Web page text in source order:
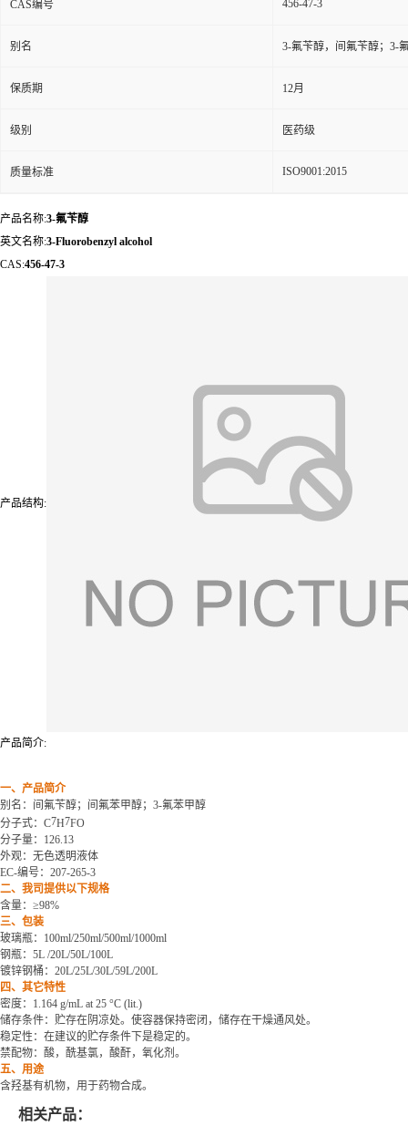
CAS编号 456-47-3
别名 3-氟苄醇，间氟苄醇；3-
保质期 12月
级别 医药级
质量标准 ISO9001:2015
产品名称:3-氟苄醇
英文名称:3-Fluorobenzyl alcohol
CAS:456-47-3
产品结构:
产品简介:
一、产品简介
别名：间氟苄醇；间氟苯甲醇； 3-氟苯甲醇
分子式： C7H7FO
分子量： 126.13
外观：无色透明液体
EC-编号：207-265-3
二、我司提供以下规格
含量： ≥98%
三、包装
玻璃瓶： 100ml/250ml/500ml/1000ml
钢瓶： 5L /20L/50L/100L
镀锌钢桶： 20L/25L/30L/59L/200L
四、其它特性
密度： 1.164 g/mL at 25 °C (lit.)
储存条件：贮存在阴凉处。使容器保持密闭，储存在干燥通风处。
稳定性：在建议的贮存条件下是稳定的。
禁配物：酸，酰基氯，酸酐，氧化剂。
五、用途
含羟基有机物，用于药物合成。
相关产品：